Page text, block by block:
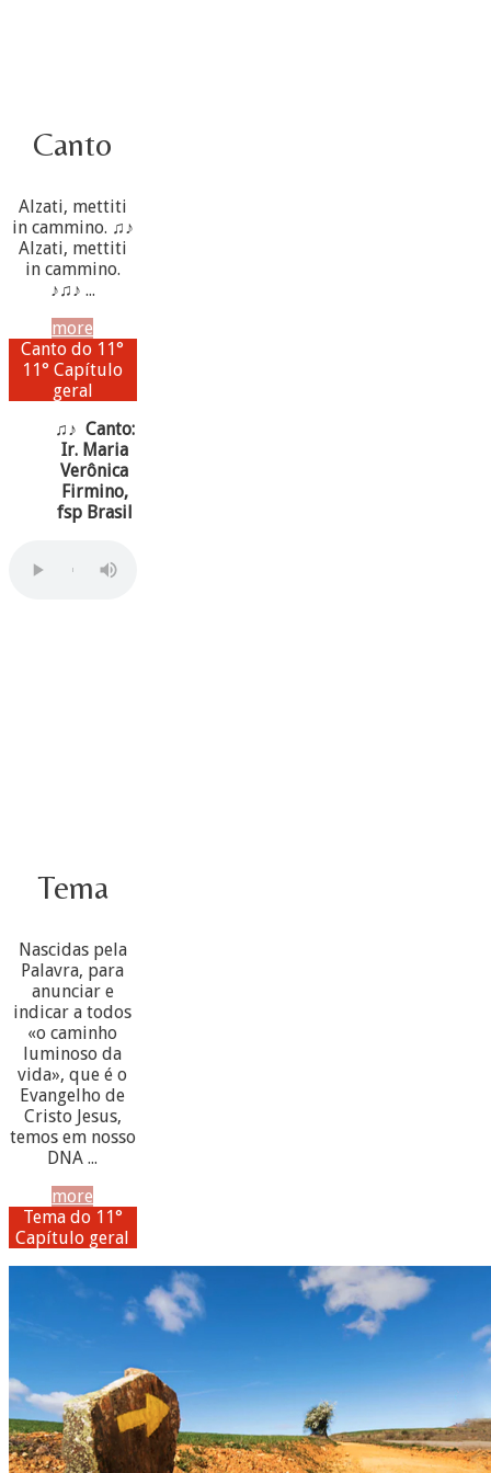
Canto
Alzati, mettiti
in cammino. ♫♪
Alzati, mettiti
in cammino.
♪♫♪ ...
more
Canto do 11°
11° Capítulo
geral
♫♪ Canto:
Ir. Maria
Verônica
Firmino,
fsp Brasil
Tema
Nascidas pela
Palavra, para
anunciar e
indicar a todos
«o caminho
luminoso da
vida», que é o
Evangelho de
Cristo Jesus,
temos em nosso
DNA ...
more
Tema do 11°
Capítulo geral